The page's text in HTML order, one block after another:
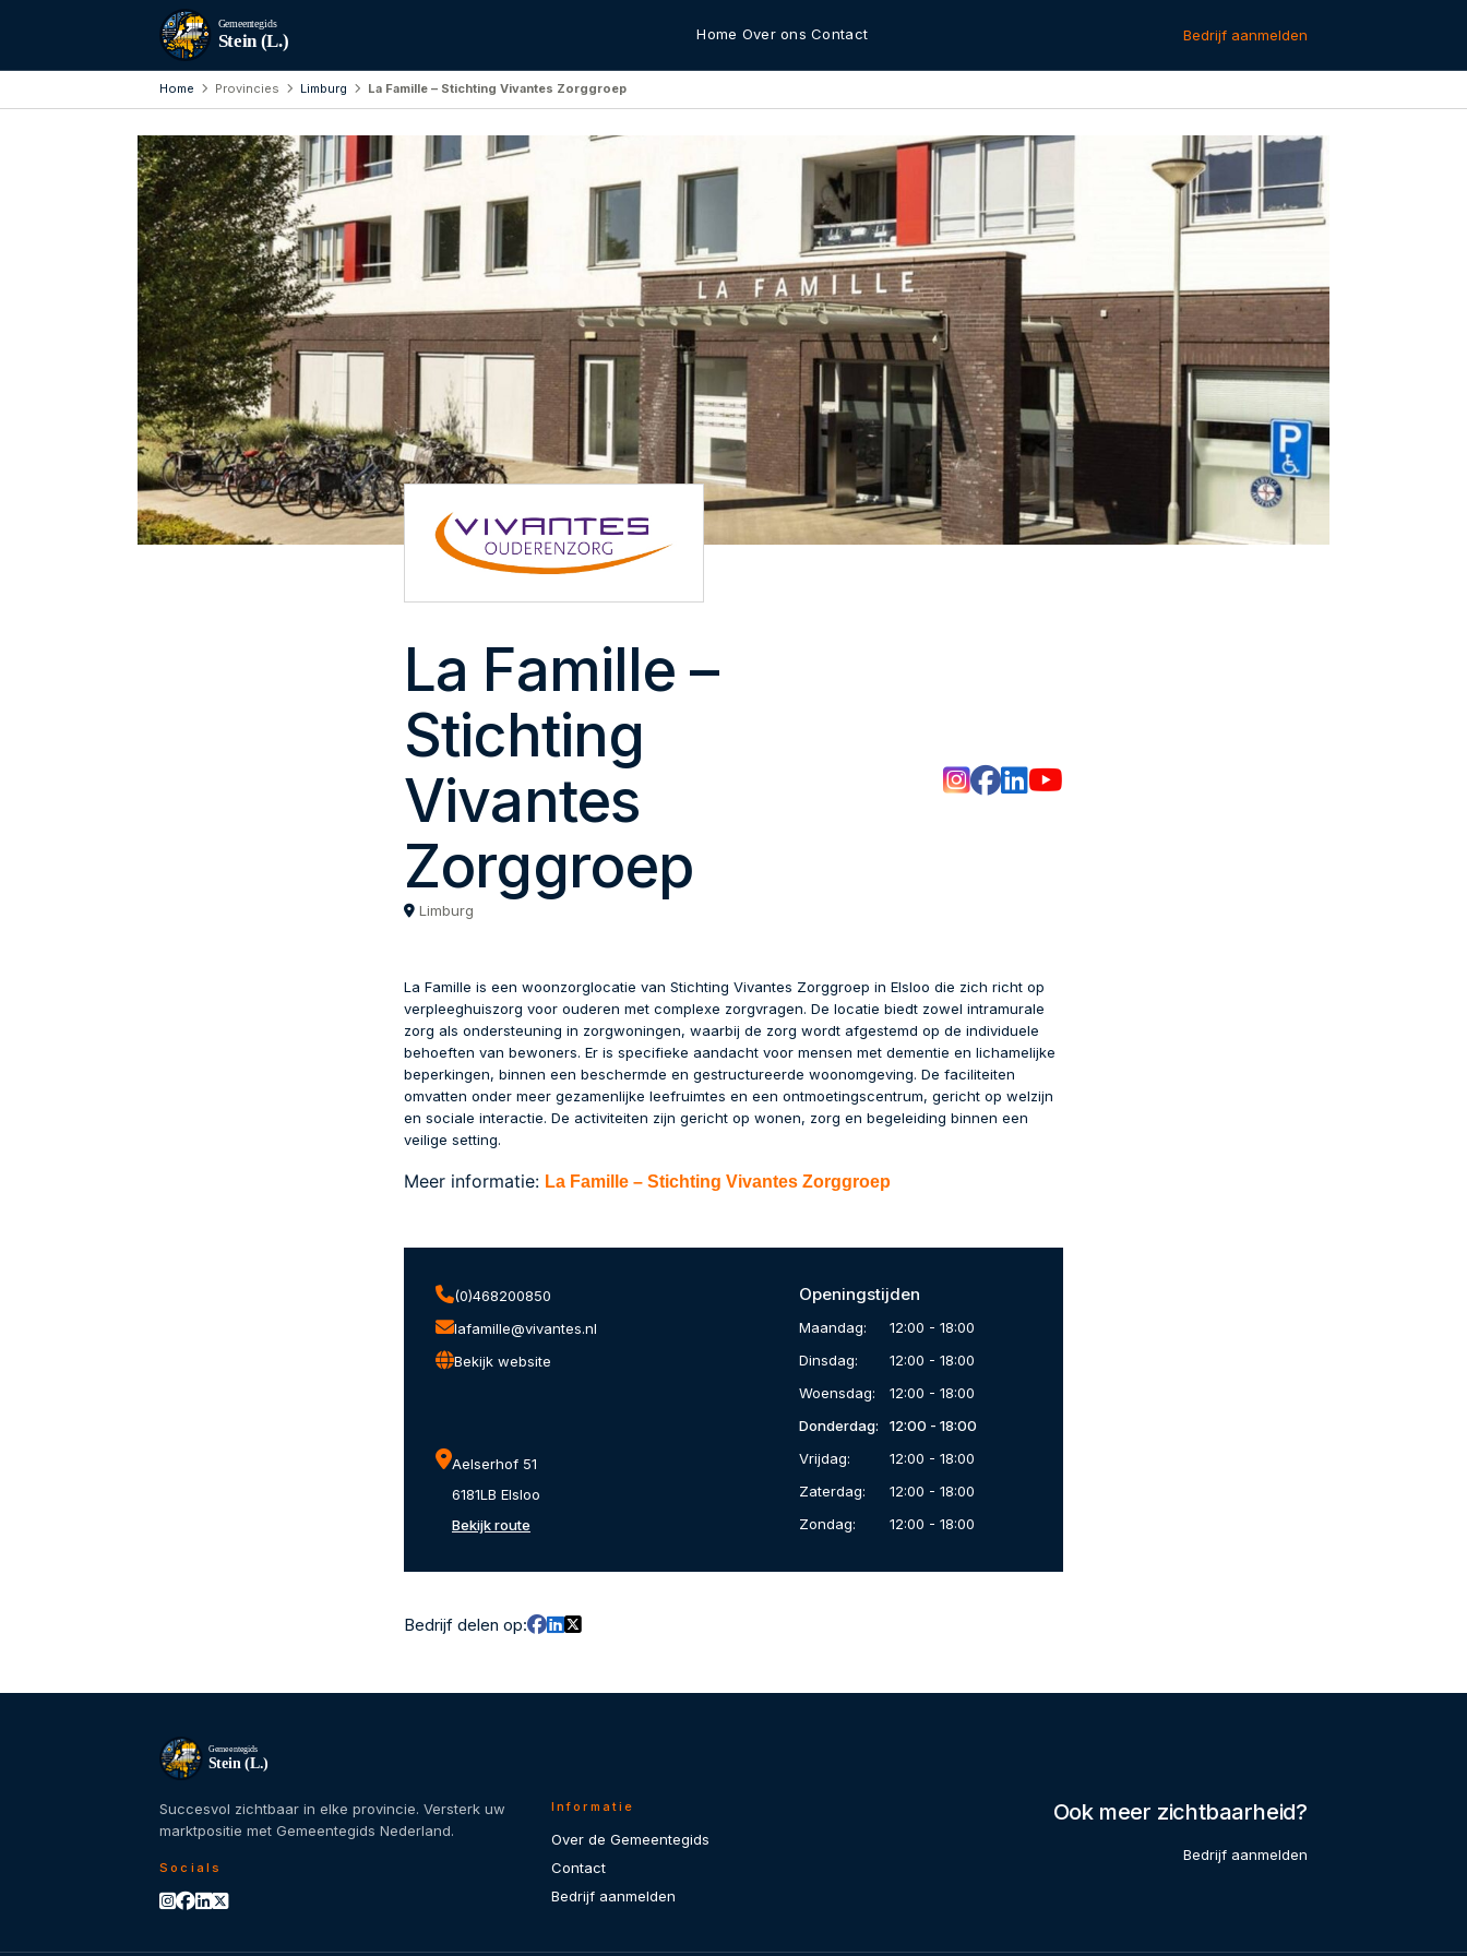
Gemeentegids
Stein (L.) Home Over ons Contact Bedrijf aanmelden
Home Provincies Limburg La Famille – Stichting Vivantes Zorggroep
La Famille –
Stichting
Vivantes
Zorggroep
Limburg
La Famille is een woonzorglocatie van Stichting Vivantes Zorggroep in Elsloo die zich richt op
verpleeghuiszorg voor ouderen met complexe zorgvragen. De locatie biedt zowel intramurale
zorg als ondersteuning in zorgwoningen, waarbij de zorg wordt afgestemd op de individuele
behoeften van bewoners. Er is specifieke aandacht voor mensen met dementie en lichamelijke
beperkingen, binnen een beschermde en gestructureerde woonomgeving. De faciliteiten
omvatten onder meer gezamenlijke leefruimtes en een ontmoetingscentrum, gericht op welzijn
en sociale interactie. De activiteiten zijn gericht op wonen, zorg en begeleiding binnen een
veilige setting.
Meer informatie: La Famille – Stichting Vivantes Zorggroep
(0)468200850
lafamille@vivantes.nl
Bekijk website
Aelserhof 51
6181LB Elsloo
Bekijk route
Openingstijden
Maandag:
12:00 - 18:00
Dinsdag:
12:00 - 18:00
Woensdag:
12:00 - 18:00
Donderdag:
12:00 - 18:00
Vrijdag:
12:00 - 18:00
Zaterdag:
12:00 - 18:00
Zondag:
12:00 - 18:00
Bedrijf delen op:
Gemeentegids
Stein (L.)
Succesvol zichtbaar in elke provincie. Versterk uw
marktpositie met Gemeentegids Nederland.
Socials
Informatie
Over de Gemeentegids
Contact
Bedrijf aanmelden
Ook meer zichtbaarheid?
Bedrijf aanmelden